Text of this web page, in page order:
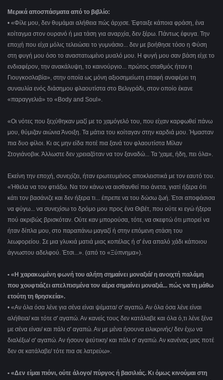
Μερικά αποσπάσματα από το βιβλίο:
• «Φίλε μου, δεν θυμάμαι αλήθεια πώς άρχισε. Έφταιξε κάποια φράση, ένα
κοίταγμα στον ουρανό ή μια τάση για αναρχία, δεν ξέρω. Πάντως έφυγα. Την
εποχή που είχα μόλις τελειώσει το γυμνάσιο... δεν με βοήθησε τόσο η Φύση
στη φυγή μου όσο το αναστατωμένο μυαλό μου. Η φυγή μου σαν βάση είχε το
ενδιαφέρον, την ανακάλυψη, το καινούργιο... πρώτος σταθμός ήταν η
Γιουγκοσλαβία», στην οποία ως μόνη αξιοσημείωτη επαφή αναφέρει τη
συναυλία ενός διάσημου φλαουτίστα στο Βελιγράδι, στον οποίο έκανε
«παραγγελιά» το «Body and Soul».
«Οι νότες που ξεχύθηκαν μαζί με το χαμόγελό του, που είχαν καρφωθεί πάνω
μου, θύμιζαν αιώνια Άνοιξη. Τα μάτια του κοίταγαν στην καρδιά μου. Ήμασταν
πια δυο φίλοι. Κι ας μην είδα ποτέ πια ξανά τον φλαουτίστα Μίλαν
Στογιάνοβικ. Άλλωστε δεν χρειαζόταν να τον ξαναδώ... Τα 'χαμε, ήδη, πει όλα».
Εκείνη την εποχή, συνεχίζει, ήταν ερωτευμένος αποκλειστικά με τον εαυτό του.
«Ήθελα να τον φτιάξω. Να τον κάνω να αισθανθεί πιο άνετα, γιατί ήξερα ότι
κάτι τον βασάνιζε και δεν ήξερα τι... έπρεπε να του δώσω ζωή. Έτσι αποφάσισα
να φύγω... να συνεχίσω το δρόμο μου προς ένα Θιβέτ, που ούτε κι εγώ ήξερα
πού ακριβώς βρισκόταν. Ούτε καν μπορούσα, τότε, να σκεφτώ ότι μπορεί να
ήταν δίπλα μου, στο παραπάνω μαγαζί ή στην επόμενη στάση του
λεωφορείου. Σε μια γλυκιά ματιά μιας κοπέλας ή σ' ένα απαλό χάδι κάποιου
άγνωστου αδελφού. Έτσι...». (από το «Ξύπνημα»).
• «Η χαρακωμένη φωνή του αλήτη σημαίνει μοναξιά/ η ανοιχτή παλάμη
που χουφτιάζει απελπισμένα τον αέρα σημαίνει μοναξιά... πώς να τη μάθω
ετούτη τη θρησκεία».
• «Αν όλα όσα λένε για σένα είναι ψέματα/ σ' αγαπώ. Αν όλα όσα λένε είναι
αλήθεια/ και τότε σ' αγαπώ. Αν κανείς τους δεν κατάλαβε και όλα ό,τι λένε ξένα
με σένα είναι/ και πάλι σ' αγαπώ. Αν με μένα ήσουνα ειλικρινής/ δεν έχω να
διαλέξω/ σ' αγαπώ. Αν ήσουν ψεύτικη/ και πάλι σ' αγαπώ. Αν κανένας μας ποτέ
δεν σε κατάλαβε/ τότε πια σε λατρεύω».
• «Δεν είμαι πιόνι, ούτε άλογο/ πύργος ή βασιλιάς. Κι όμως κινούμαι στη